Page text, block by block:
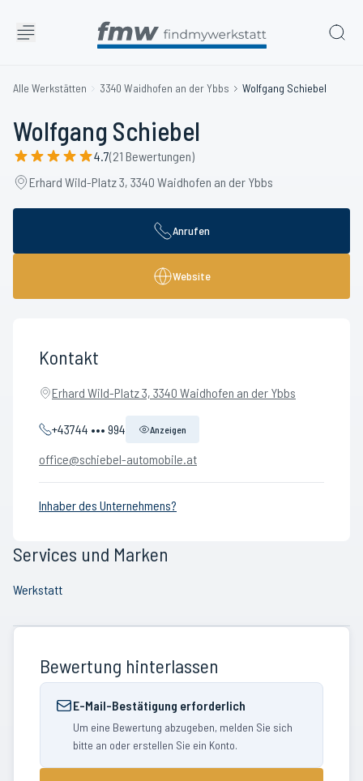
Alle Werkstätten 3340 Waidhofen an der Ybbs Wolfgang Schiebel
Wolfgang Schiebel
4.7(21 Bewertungen)
Erhard Wild-Platz 3, 3340 Waidhofen an der Ybbs
Anrufen
Website
Kontakt
Erhard Wild-Platz 3, 3340 Waidhofen an der Ybbs
+43744 ••• 994 Anzeigen
office@schiebel-automobile.at
Inhaber des Unternehmens?
Services und Marken
Werkstatt
Bewertung hinterlassen
E-Mail-Bestätigung erforderlich
Um eine Bewertung abzugeben, melden Sie sich
bitte an oder erstellen Sie ein Konto.